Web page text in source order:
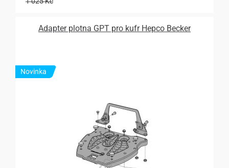
Adapter plotna GPT pro kufr Hepco Becker
Novinka